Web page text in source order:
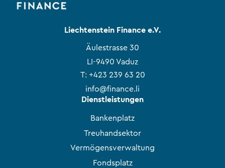
Liechtenstein Finance e.V.
Äulestrasse 30
LI-9490 Vaduz
T: +423 239 63 20
info@finance.li
Dienstleistungen
Bankenplatz
Treuhandsektor
Vermögensverwaltung
Fondsplatz